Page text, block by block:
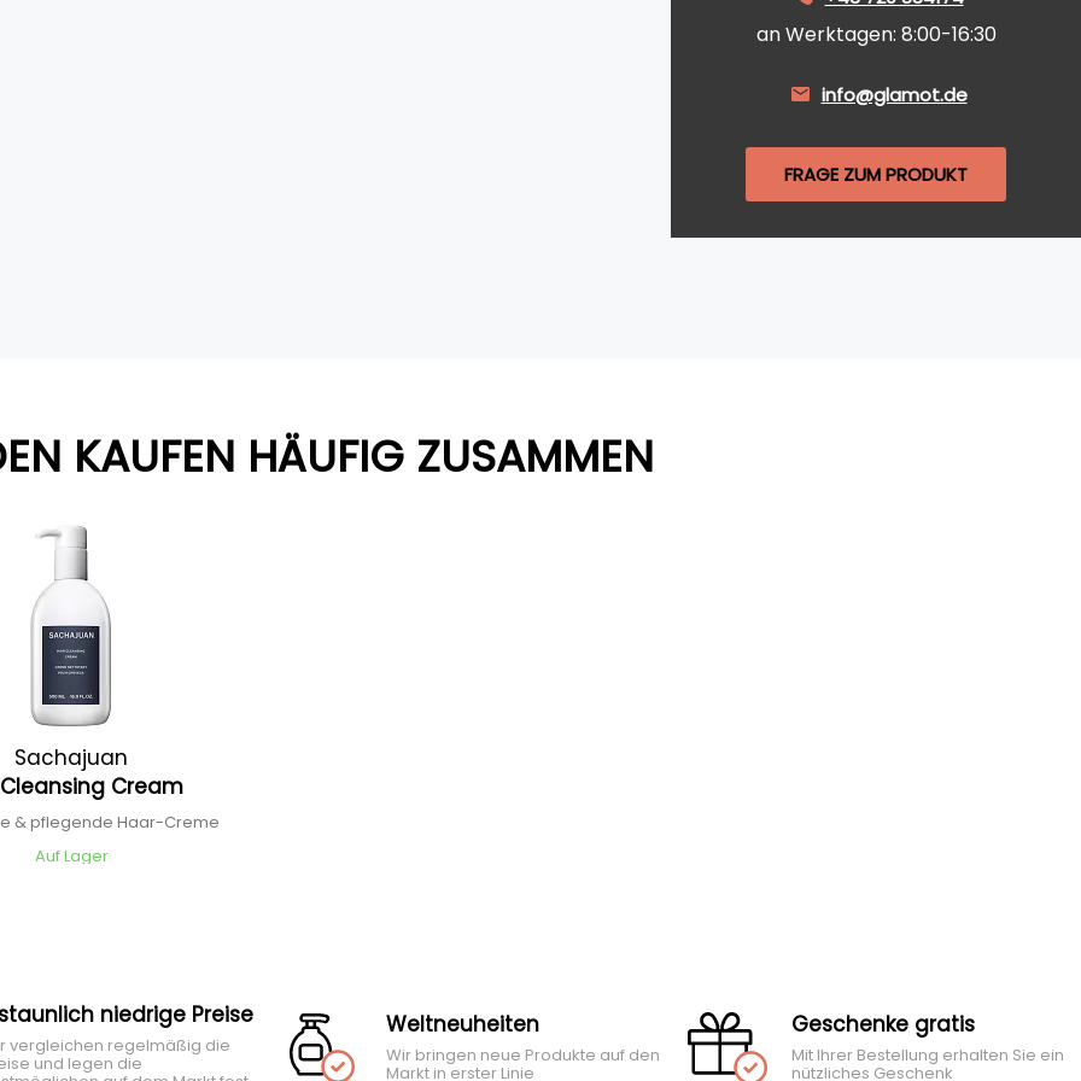
an Werktagen: 8:00-16:30
info@glamot.de
FRAGE ZUM PRODUKT
KAUFEN HÄUFIG ZUSAMMEN
Sachajuan
Cream
& pflegende Haar-Creme
Auf Lager
niedrige Preise
vergleichen regelmäßig die
und legen die
Weltneuheiten
Wir bringen neue Produkte auf den
Markt in erster Linie
Geschenke gratis
Mit Ihrer Bestellung erhalten Sie ein
nützliches Geschenk